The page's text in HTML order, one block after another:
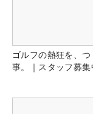
ゴルフの熱狂を、
事。｜スタッフ募集